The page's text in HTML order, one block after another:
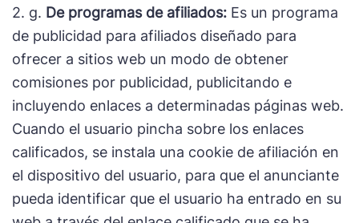
2. g. De programas de afiliados: Es un programa
de publicidad para afiliados diseñado para
ofrecer a sitios web un modo de obtener
comisiones por publicidad, publicitando e
incluyendo enlaces a determinadas páginas web.
Cuando el usuario pincha sobre los enlaces
calificados, se instala una cookie de afiliación en
el dispositivo del usuario, para que el anunciante
pueda identificar que el usuario ha entrado en su